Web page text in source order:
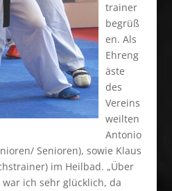
trainer
begrüß
en. Als
Ehreng
äste
des
Vereins
weilten
Antonio
Senioren), sowie Klaus
im Heilbad. „Über
ich sehr glücklich, da